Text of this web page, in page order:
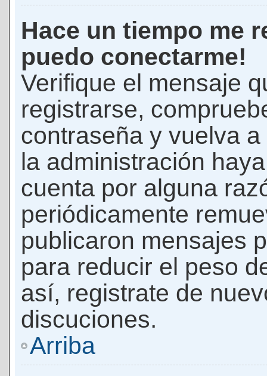
Hace un tiempo me
puedo conectarme!
Verifique el mensaje
registrarse,
contraseña y vuelva
la administración
cuenta por alguna
periódicamente
publicaron mensajes
para reducir el peso
así, registrate de
discuciones.
Arriba